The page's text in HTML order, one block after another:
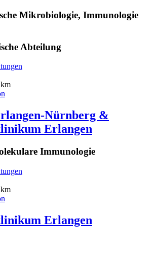
Mikrobiologie, Immunologie
Abteilung
Nürnberg &
Erlangen
Immunologie
Erlangen